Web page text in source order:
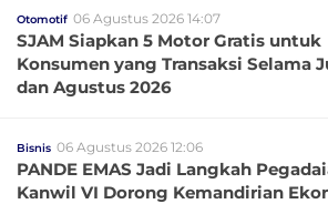
Otomotif 06 Agustus 2026 14:07
SJAM Siapkan 5 Motor Gratis untuk
Konsumen yang Transaksi Selama
dan Agustus 2026
Bisnis 06 Agustus 2026 12:06
PANDE EMAS Jadi Langkah
Kanwil VI Dorong Kemandirian